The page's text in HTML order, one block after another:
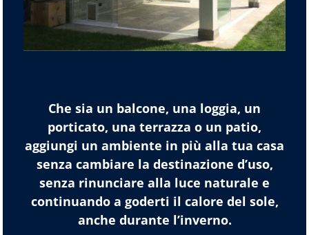
Che sia un balcone, una loggia, un
porticato, una terrazza o un patio,
aggiungi un ambiente in più alla tua casa
senza cambiare la destinazione d’uso,
senza rinunciare alla luce naturale e
continuando a goderti il calore del sole,
anche durante l’inverno.